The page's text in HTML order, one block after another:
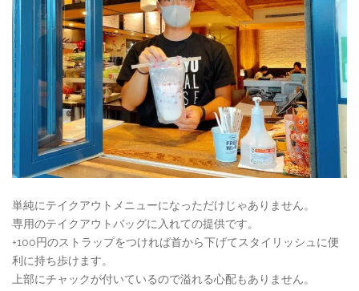
単純にテイクアウトメニューになっただけじゃありません。
専用のテイクアウトバッグに入れての提供です。
+100円のストラップをつければ首から下げてスタイリッシュに便
利に持ち歩けます。
上部にチャックが付いているので溢れる心配もありません。